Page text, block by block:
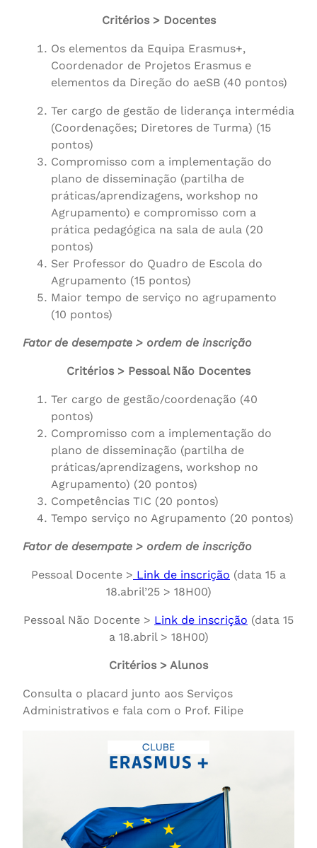
Critérios > Docentes
Os elementos da Equipa Erasmus+,
Coordenador de Projetos Erasmus e
elementos da Direção do aeSB (40 pontos)
Ter cargo de gestão de liderança intermédia
(Coordenações; Diretores de Turma) (15
pontos)
Compromisso com a implementação do
plano de disseminação (partilha de
práticas/aprendizagens, workshop no
Agrupamento) e compromisso com a
prática pedagógica na sala de aula (20
pontos)
Ser Professor do Quadro de Escola do
Agrupamento (15 pontos)
Maior tempo de serviço no agrupamento
(10 pontos)
Fator de desempate > ordem de inscrição
Critérios > Pessoal Não Docentes
Ter cargo de gestão/coordenação (40
pontos)
Compromisso com a implementação do
plano de disseminação (partilha de
práticas/aprendizagens, workshop no
Agrupamento) (20 pontos)
Competências TIC (20 pontos)
Tempo serviço no Agrupamento (20 pontos)
Fator de desempate > ordem de inscrição
Pessoal Docente > Link de inscrição (data 15 a
18.abril’25 > 18H00)
Pessoal Não Docente > Link de inscrição (data 15
a 18.abril > 18H00)
Critérios > Alunos
Consulta o placard junto aos Serviços
Administrativos e fala com o Prof. Filipe